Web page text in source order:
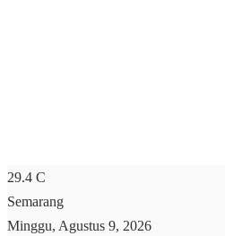
29.4 C
Semarang
Minggu, Agustus 9, 2026